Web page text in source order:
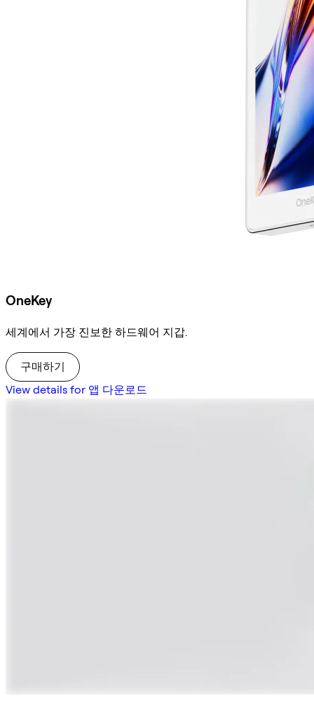
OneKey
세계에서 가장 진보한 하드웨어 지갑.
구매하기
View details for 앱 다운로드